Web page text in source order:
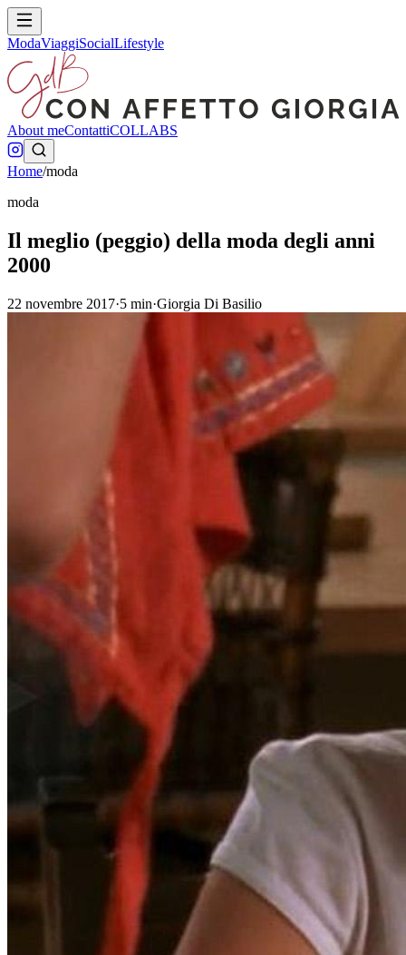
ModaViaggiSocialLifestyle
About meContattiCOLLABS
Home/moda
moda
Il meglio (peggio) della moda degli anni
2000
22 novembre 2017·5 min·Giorgia Di Basilio